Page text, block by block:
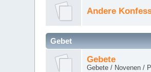
Andere
Gebet
Gebete
Gebete / Novenen /